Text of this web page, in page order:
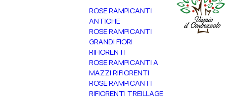
ROSE RAMPICANTI
ANTICHE
ROSE RAMPICANTI
GRANDI FIORI
RIFIORENTI
ROSE RAMPICANTI A
MAZZI RIFIORENTI
ROSE RAMPICANTI
RIFIORENTI TREILLAGE